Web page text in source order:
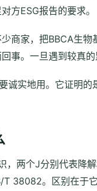
方ESG报告的要求。
商家，把BBCA生
事。一旦遇到较真
诚实地用。它证明
，两个J分别代表降
38082。区别在于